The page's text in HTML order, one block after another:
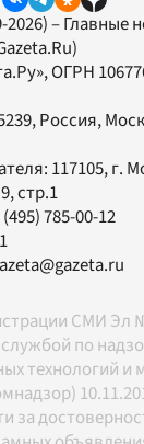
2026) – Главные
, ОГРН
Россия,
117105, г.
стр.1
785-00-12
СМИ Эл
по
технологий и
за